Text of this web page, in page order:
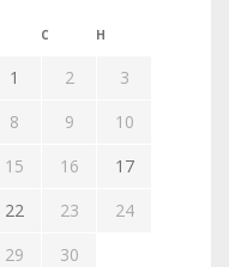
С Н
1 2
3
8 9
10
15 16
17
22 23
24
29 30